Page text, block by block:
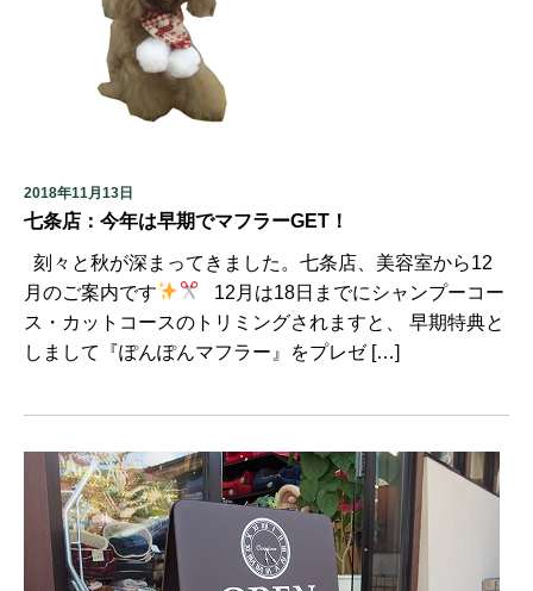
2018年11月13日
七条店：今年は早期でマフラーGET！
刻々と秋が深まってきました。七条店、美容室から12
月のご案内です
12月は18日までにシャンプーコー
ス・カットコースのトリミングされますと、 早期特典と
しまして『ぽんぽんマフラー』をプレゼ […]